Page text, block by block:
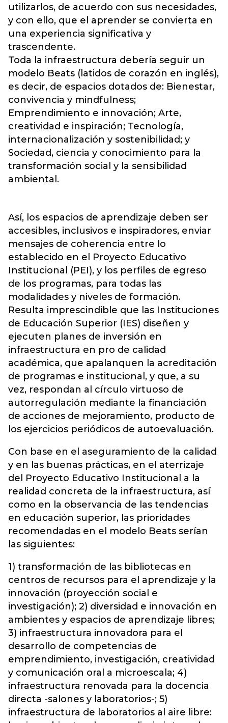
utilizarlos, de acuerdo con sus necesidades,
y con ello, que el aprender se convierta en
una experiencia significativa y
trascendente.
Toda la infraestructura debería seguir un
modelo Beats (latidos de corazón en inglés),
es decir, de espacios dotados de: Bienestar,
convivencia y mindfulness;
Emprendimiento e innovación; Arte,
creatividad e inspiración; Tecnología,
internacionalización y sostenibilidad; y
Sociedad, ciencia y conocimiento para la
transformación social y la sensibilidad
ambiental.
Así, los espacios de aprendizaje deben ser
accesibles, inclusivos e inspiradores, enviar
mensajes de coherencia entre lo
establecido en el Proyecto Educativo
Institucional (PEI), y los perfiles de egreso
de los programas, para todas las
modalidades y niveles de formación.
Resulta imprescindible que las Instituciones
de Educación Superior (IES) diseñen y
ejecuten planes de inversión en
infraestructura en pro de calidad
académica, que apalanquen la acreditación
de programas e institucional, y que, a su
vez, respondan al círculo virtuoso de
autorregulación mediante la financiación
de acciones de mejoramiento, producto de
los ejercicios periódicos de autoevaluación.
Con base en el aseguramiento de la calidad
y en las buenas prácticas, en el aterrizaje
del Proyecto Educativo Institucional a la
realidad concreta de la infraestructura, así
como en la observancia de las tendencias
en educación superior, las prioridades
recomendadas en el modelo Beats serían
las siguientes:
1) transformación de las bibliotecas en
centros de recursos para el aprendizaje y la
innovación (proyección social e
investigación); 2) diversidad e innovación en
ambientes y espacios de aprendizaje libres;
3) infraestructura innovadora para el
desarrollo de competencias de
emprendimiento, investigación, creatividad
y comunicación oral a microescala; 4)
infraestructura renovada para la docencia
directa -salones y laboratorios-; 5)
infraestructura de laboratorios al aire libre: